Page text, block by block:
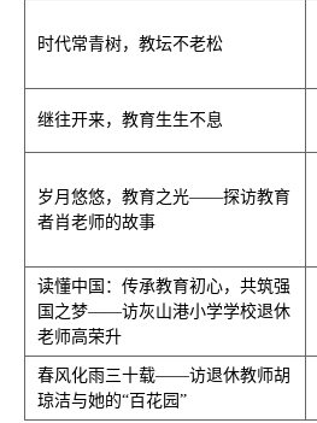
时代常青树，教坛不老松
继往开来，教育生生不息
岁月悠悠，教育之光——探访教育
者肖老师的故事
读懂中国：传承教育初心，共筑强
国之梦——访灰山港小学学校退休
老师高荣升
春风化雨三十载——访退休教师胡
琼洁与她的“百花园”